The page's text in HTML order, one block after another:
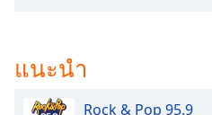
window.
แนะนำ
Rock & Pop 95.9